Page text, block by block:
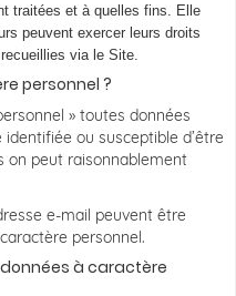
traitées et à quelles fins. Elle
peuvent exercer leurs droits
via le Site.
personnel ?
» toutes données
ou susceptible d’être
on peut raisonnablement
e-mail peuvent être
personnel.
à caractère